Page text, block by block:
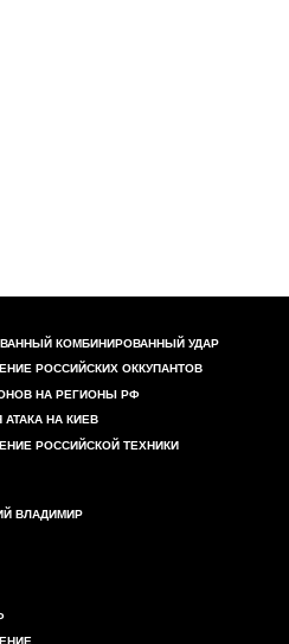
КОМБИНИРОВАННЫЙ УДАР
РОССИЙСКИХ ОККУПАНТОВ
НА РЕГИОНЫ РФ
АТАКА НА КИЕВ
РОССИЙСКОЙ ТЕХНИКИ
ВЛАДИМИР